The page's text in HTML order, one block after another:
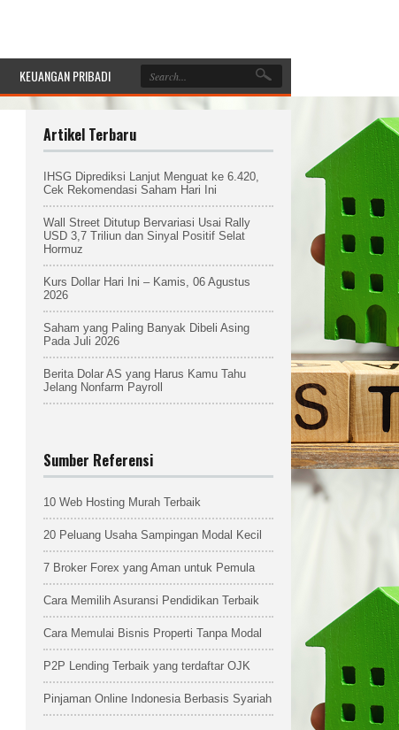
KEUANGAN PRIBADI
Artikel Terbaru
IHSG Diprediksi Lanjut Menguat ke 6.420,
Cek Rekomendasi Saham Hari Ini
Wall Street Ditutup Bervariasi Usai Rally
USD 3,7 Triliun dan Sinyal Positif Selat
Hormuz
Kurs Dollar Hari Ini – Kamis, 06 Agustus
2026
Saham yang Paling Banyak Dibeli Asing
Pada Juli 2026
Berita Dolar AS yang Harus Kamu Tahu
Jelang Nonfarm Payroll
Sumber Referensi
10 Web Hosting Murah Terbaik
20 Peluang Usaha Sampingan Modal Kecil
7 Broker Forex yang Aman untuk Pemula
Cara Memilih Asuransi Pendidikan Terbaik
Cara Memulai Bisnis Properti Tanpa Modal
P2P Lending Terbaik yang terdaftar OJK
Pinjaman Online Indonesia Berbasis Syariah